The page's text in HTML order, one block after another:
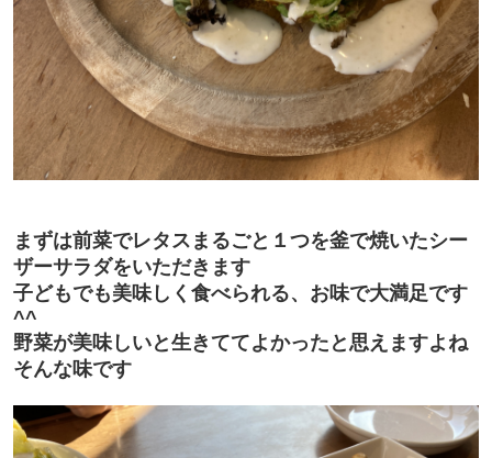
まずは前菜でレタスまるごと１つを釜で焼いたシー
ザーサラダをいただきます
子どもでも美味しく食べられる、お味で大満足です
^^
野菜が美味しいと生きててよかったと思えますよね
そんな味です